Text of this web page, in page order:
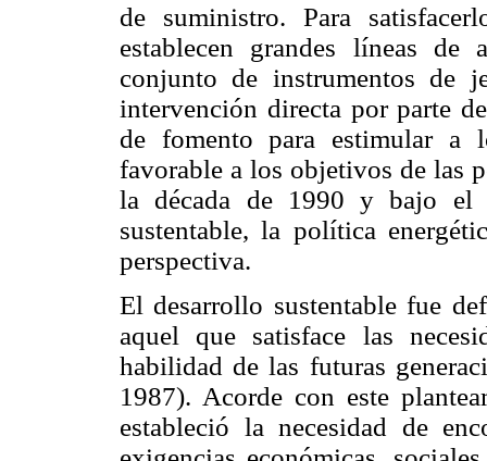
de suministro. Para
establecen grandes líneas
conjunto de instrumentos de
intervención directa por parte
de fomento para estimular a
favorable a los objetivos de las
la década de 1990 y bajo el
sustentable, la política
perspectiva.
El desarrollo sustentable fue
aquel que satisface las
habilidad de las futuras
1987). Acorde con este
estableció la necesidad de